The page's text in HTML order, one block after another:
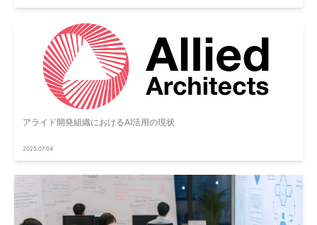
アライド開発組織におけるAI活用の現状
2025.07.04